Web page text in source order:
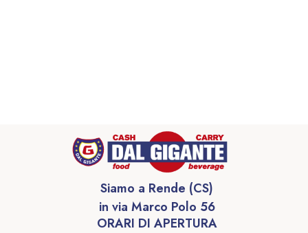
Siamo a Rende (CS)
in via Marco Polo 56
ORARI DI APERTURA